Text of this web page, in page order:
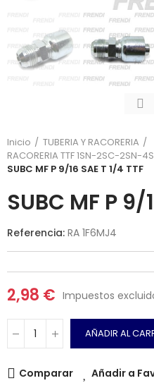
Inicio
TUBERIA Y RACORERIA
RACORERIA TTF 1SN-2SC-2SN-
SUBC MF P 9/16 SAE T 1/4 TTF
SUBC MF P 9/
Referencia: RA 1F6MJ4
2,98 € Impuestos
AÑADIR AL
Comparar Añadir a